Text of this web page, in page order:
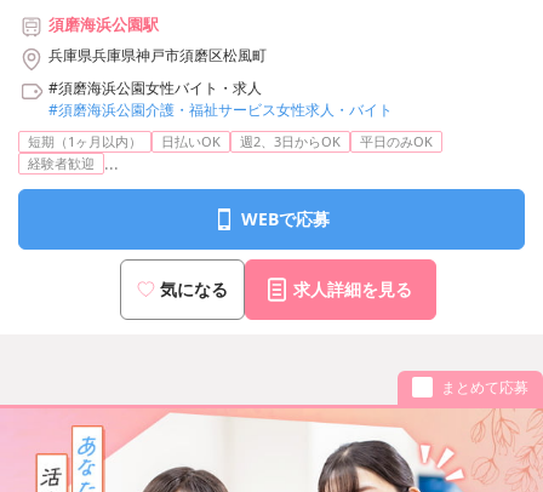
須磨海浜公園駅
兵庫県兵庫県神戸市須磨区松風町
#須磨海浜公園女性バイト・求人
#須磨海浜公園介護・福祉サービス女性求人・バイト
短期（1ヶ月以内） 日払いOK 週2、3日からOK
平日のみOK
経験者歓迎
...
WEBで応募
気になる 求人詳細を見る
まとめて応募